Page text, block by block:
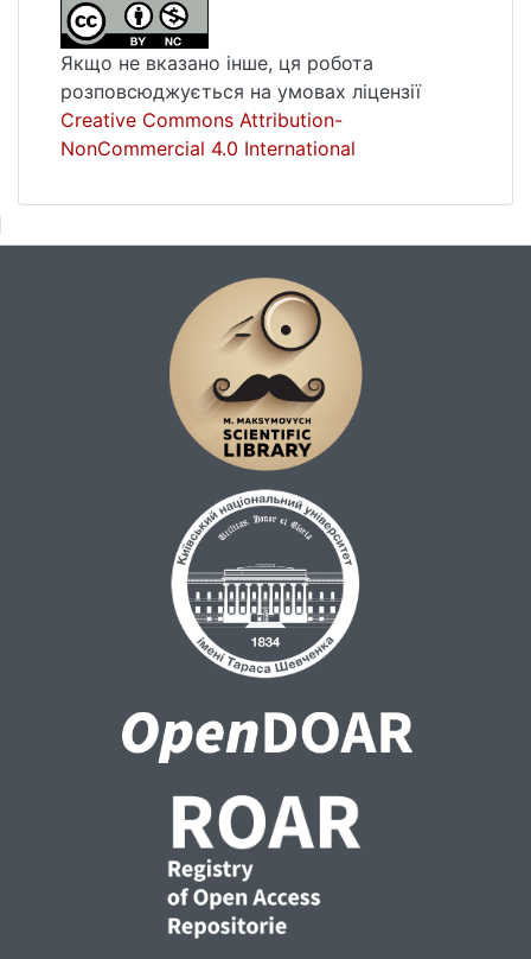
Якщо не вказано інше, ця робота
розповсюджується на умовах ліцензії
Creative Commons Attribution-
NonCommercial 4.0 International